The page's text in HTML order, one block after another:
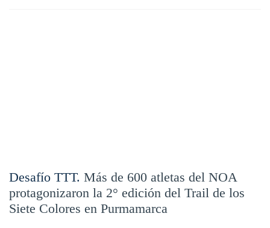
Desafío TTT. Más de 600 atletas del NOA
protagonizaron la 2° edición del Trail de los
Siete Colores en Purmamarca